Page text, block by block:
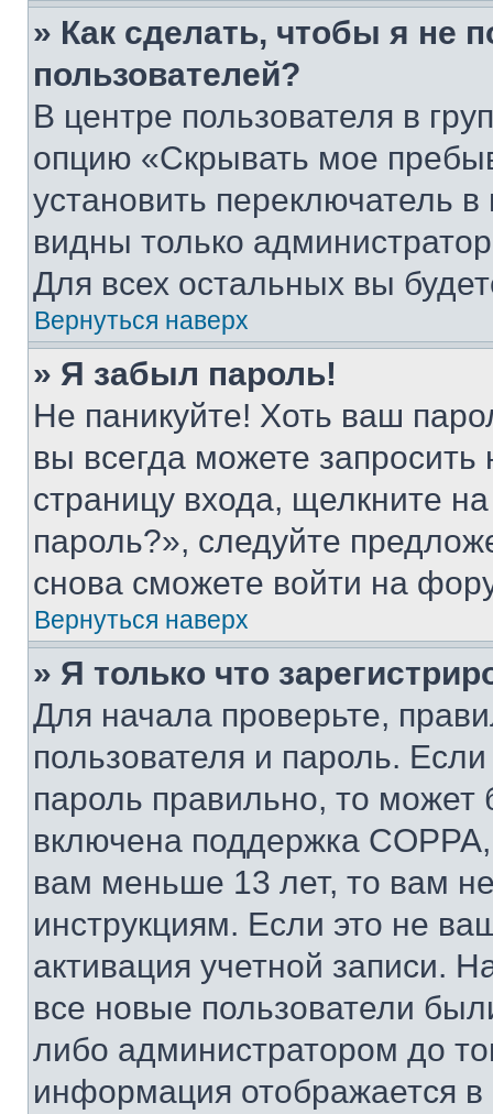
» Как сделать, чтобы я не
пользователей?
В центре пользователя в
опцию «Скрывать мое
установить переключатель
видны только
Для всех остальных вы
Вернуться наверх
» Я забыл пароль!
Не паникуйте! Хоть ваш
вы всегда можете
страницу входа, щелкните
пароль?», следуйте
снова сможете войти на
Вернуться наверх
» Я только что
Для начала проверьте,
пользователя и пароль.
пароль правильно, то может
включена поддержка
вам меньше 13 лет, то вам
инструкциям. Если это не
активация учетной записи.
все новые пользователи
либо администратором до
информация отображается